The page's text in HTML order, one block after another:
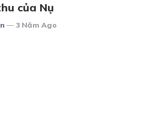
của Nụ
3 Năm Ago